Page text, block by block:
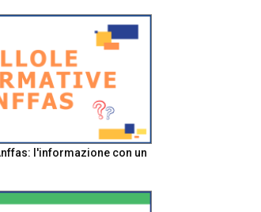
l'informazione con un